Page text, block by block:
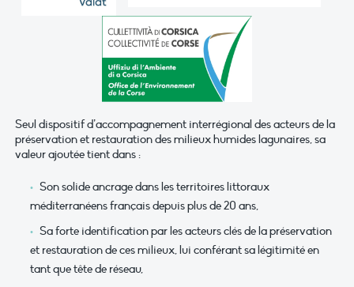
Seul dispositif d’accompagnement interrégional des acteurs de la
préservation et restauration des milieux humides lagunaires, sa
valeur ajoutée tient dans :
Son solide ancrage dans les territoires littoraux
méditerranéens fran­çais depuis plus de 20 ans,
Sa forte identification par les acteurs clés de la préservation
et res­tauration de ces milieux, lui conférant sa légitimité en
tant que tête de réseau,